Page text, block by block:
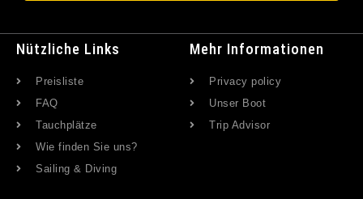
Nützliche Links
Preisliste
FAQ
Tauchplätze
Wie finden Sie uns?
Sailing & Diving
Mehr Informationen
Privacy policy
Unser Boot
Trip Advisor